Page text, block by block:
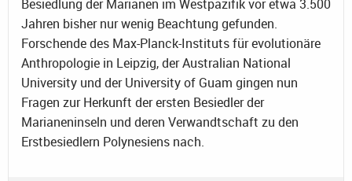
Besiedlung der Marianen im Westpazifik vor etwa 3.500
Jahren bisher nur wenig Beachtung gefunden.
Forschende des Max-Planck-Instituts für evolutionäre
Anthropologie in Leipzig, der Australian National
University und der University of Guam gingen nun
Fragen zur Herkunft der ersten Besiedler der
Marianeninseln und deren Verwandtschaft zu den
Erstbesiedlern Polynesiens nach.